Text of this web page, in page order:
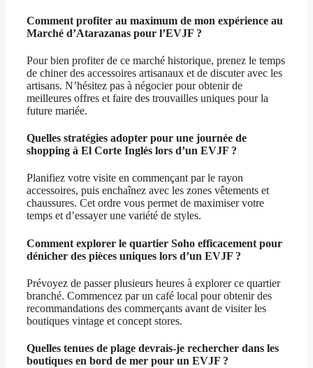
Comment profiter au maximum de mon expérience au
Marché d’Atarazanas pour l’EVJF ?
Pour bien profiter de ce marché historique, prenez le temps
de chiner des accessoires artisanaux et de discuter avec les
artisans. N’hésitez pas à négocier pour obtenir de
meilleures offres et faire des trouvailles uniques pour la
future mariée.
Quelles stratégies adopter pour une journée de
shopping à El Corte Inglés lors d’un EVJF ?
Planifiez votre visite en commençant par le rayon
accessoires, puis enchaînez avec les zones vêtements et
chaussures. Cet ordre vous permet de maximiser votre
temps et d’essayer une variété de styles.
Comment explorer le quartier Soho efficacement pour
dénicher des pièces uniques lors d’un EVJF ?
Prévoyez de passer plusieurs heures à explorer ce quartier
branché. Commencez par un café local pour obtenir des
recommandations des commerçants avant de visiter les
boutiques vintage et concept stores.
Quelles tenues de plage devrais-je rechercher dans les
boutiques en bord de mer pour un EVJF ?